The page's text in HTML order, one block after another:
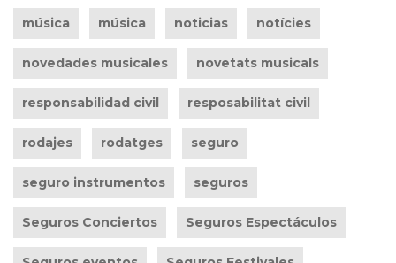
música música noticias notícies
novedades musicales novetats musicals
responsabilidad civil resposabilitat civil
rodajes rodatges seguro
seguro instrumentos seguros
Seguros Conciertos Seguros Espectáculos